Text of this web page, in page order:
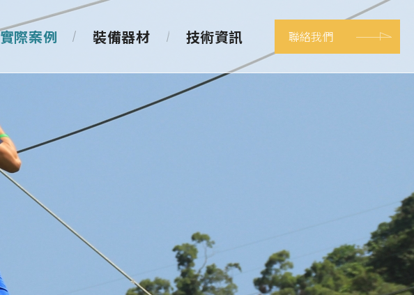
實際案例 裝備器材 技術資訊 聯絡我們